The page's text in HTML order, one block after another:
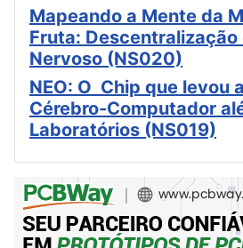
Mapeando a Mente da
Fruta: Descentralização
Nervoso (NS020)
NEO: O Chip que levou
Cérebro-Computador
Laboratórios (NS019)